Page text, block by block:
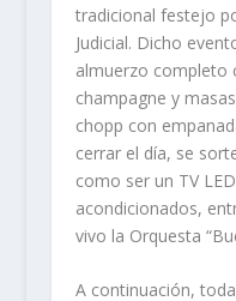
tradicional festejo
Judicial. Dicho
almuerzo completo
champagne y
chopp con
cerrar el día, se
como ser un TV
acondicionados,
vivo la Orquesta
A continuación,